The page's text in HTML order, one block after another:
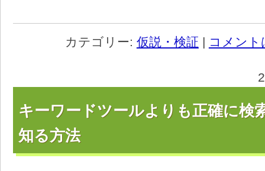
カテゴリー: 仮説・検証 | コメン
キーワードツールよりも正確に検
知る方法